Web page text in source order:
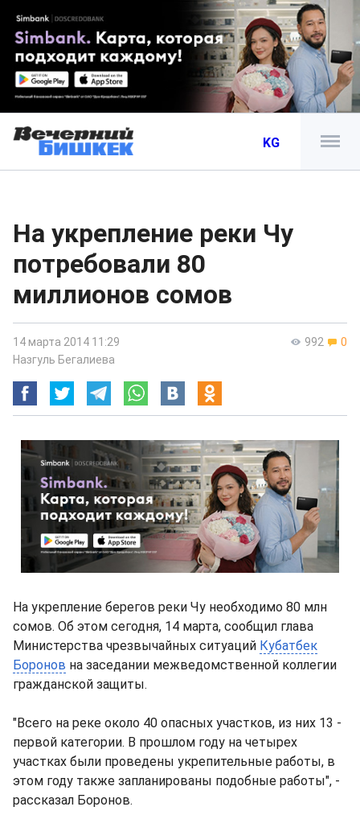
KG
На укрепление реки Чу
потребовали 80
миллионов сомов
992 0
14 марта 2014 11:29
Назгуль Бегалиева
На укрепление берегов реки Чу необходимо 80 млн
сомов. Об этом сегодня, 14 марта, сообщил глава
Министерства чрезвычайных ситуаций Кубатбек
Боронов на заседании межведомственной коллегии
гражданской защиты.
"Всего на реке около 40 опасных участков, из них 13 -
первой категории. В прошлом году на четырех
участках были проведены укрепительные работы, в
этом году также запланированы подобные работы", -
рассказал Боронов.